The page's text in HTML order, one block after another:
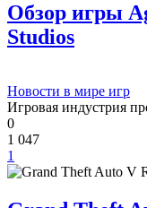
Обзор игры
Studios
Новости в мире игр
Игровая индустрия
0
1 047
1